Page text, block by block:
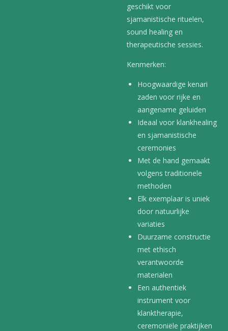
geschikt voor
sjamanistische rituelen,
sound healing en
therapeutische sessies.
Kenmerken:
Hoogwaardige kenari
zaden voor rijke en
aangename geluiden
Ideaal voor klankhealing
en sjamanistische
ceremonies
Met de hand gemaakt
volgens traditionele
methoden
Elk exemplaar is uniek
door natuurlijke
variaties
Duurzame constructie
met ethisch
verantwoorde
materialen
Een authentiek
instrument voor
klanktherapie,
ceremoniële praktijken